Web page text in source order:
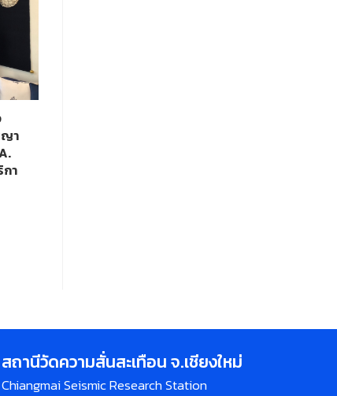
า
า
สถานีวัดความสั่นสะเทือน จ.เชียงใหม่
Chiangmai Seismic Research Station